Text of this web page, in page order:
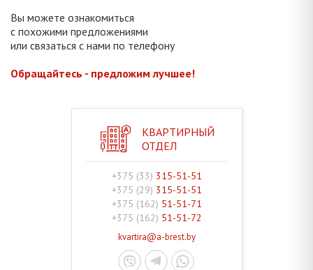
Вы можете ознакомиться
с похожими предложениями
или связаться с нами по телефону
Обращайтесь - предложим лучшее!
КВАРТИРНЫЙ
ОТДЕЛ
+375 (33) 315-51-51
+375 (29) 315-51-51
+375 (162) 51-51-71
+375 (162) 51-51-72
kvartira@a-brest.by